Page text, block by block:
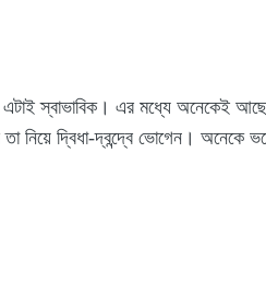
স্বাভাবিক। এর মধ্যে অনেকেই
তা নিয়ে দ্বিধা-দ্বন্দ্বে ভোগেন।